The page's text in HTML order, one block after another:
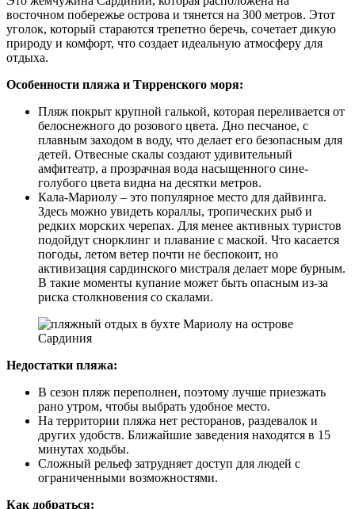
восточном побережье острова и тянется на 300 метров. Этот
уголок, который стараются трепетно беречь, сочетает дикую
природу и комфорт, что создает идеальную атмосферу для
отдыха.
Особенности пляжа и Тирренского моря:
Пляж покрыт крупной галькой, которая переливается от
белоснежного до розового цвета. Дно песчаное, с
плавным заходом в воду, что делает его безопасным для
детей. Отвесные скалы создают удивительный
амфитеатр, а прозрачная вода насыщенного сине-
голубого цвета видна на десятки метров.
Кала-Мариолу – это популярное место для дайвинга.
Здесь можно увидеть кораллы, тропических рыб и
редких морских черепах. Для менее активных туристов
подойдут снорклинг и плавание с маской. Что касается
погоды, летом ветер почти не беспокоит, но
активизация сардинского мистраля делает море бурным.
В такие моменты купание может быть опасным из-за
риска столкновения со скалами.
Недостатки пляжа:
В сезон пляж переполнен, поэтому лучше приезжать
рано утром, чтобы выбрать удобное место.
На территории пляжа нет ресторанов, раздевалок и
других удобств. Ближайшие заведения находятся в 15
минутах ходьбы.
Сложный рельеф затрудняет доступ для людей с
ограниченными возможностями.
Как добраться: